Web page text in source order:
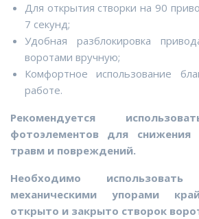
Для открытия створки на 90
7 секунд;
Удобная разблокировка
воротами вручную;
Комфортное использование
работе.
Рекомендуется
фотоэлементов для снижения
травм и повреждений.
Необходимо
механическими упорами
открыто и закрыто створок